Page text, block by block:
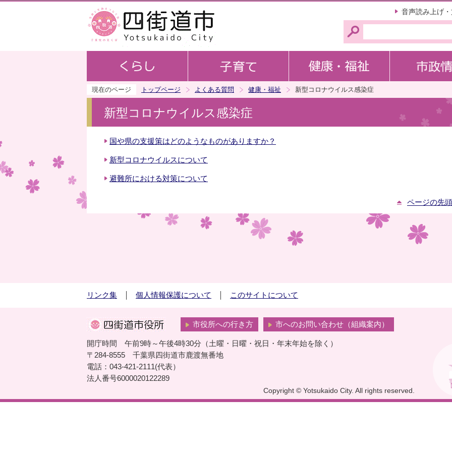
音声読み上げ
現在のページ トップページ よくある質問 健康・福祉 新型コロナウイルス感染症
新型コロナウイルス感染症
国や県の支援策はどのようなものがありますか？
新型コロナウイルスについて
避難所における対策について
ページの先
リンク集 個人情報保護について このサイトについて
市役所への行き方 市へのお問い合わせ（組織案内）
開庁時間 午前9時～午後4時30分（土曜・日曜・祝日・年末年始を除く）
〒284-8555 千葉県四街道市鹿渡無番地
電話：043-421-2111(代表）
法人番号6000020122289
Copyright © Yotsukaido City. All rights reserved.